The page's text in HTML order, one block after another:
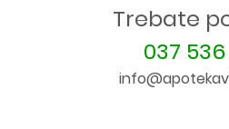
Trebate
037 536